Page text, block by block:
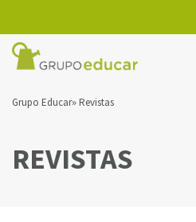
Grupo Educar Revistas
REVISTAS